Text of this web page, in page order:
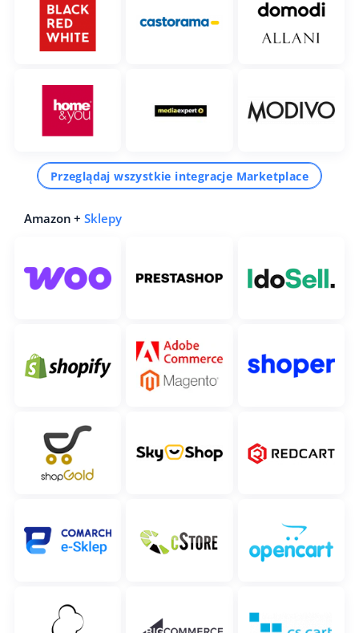
Przeglądaj wszystkie integracje Marketplace
Amazon +Sklepy